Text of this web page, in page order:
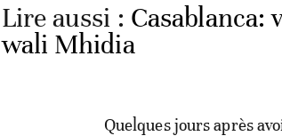
Lire aussi : Casablanca:
wali Mhidia
Quelques jours après